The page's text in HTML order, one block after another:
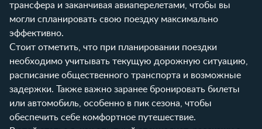
трансфера и заканчивая авиаперелетами, чтобы вы
могли спланировать свою поездку максимально
эффективно.
Стоит отметить, что при планировании поездки
необходимо учитывать текущую дорожную ситуацию,
расписание общественного транспорта и возможные
задержки. Также важно заранее бронировать билеты
или автомобиль, особенно в пик сезона, чтобы
обеспечить себе комфортное путешествие.